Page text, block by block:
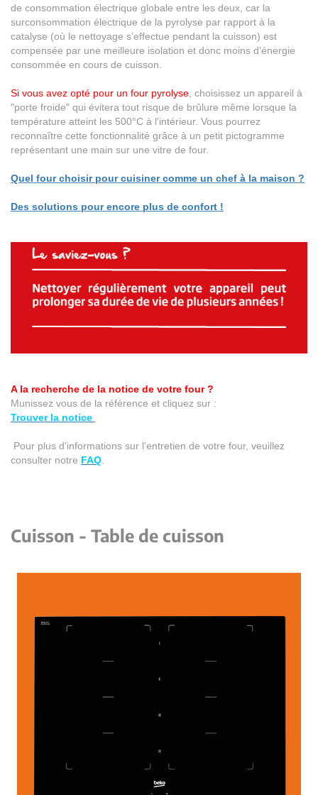
de consommation électrique globale entre les deux, car la
surconsommation électrique de la pyrolyse par rapport à la
catalyse (où le nettoyage s’effectue pendant la cuisson) est
compensée par une meilleure isolation et donc moins d’énergie
consommée en cours de cuisson.
Si vous avez opté pour un four pyrolyse , choisissez un appareil à
"porte froide" qui évitera tout risque de brûlure même lorsque la
température atteint les 500°C à l'intérieur. Vous pourrez
reconnaître cette fonctionnalité grâce à un petit pictogramme
représentant une main sur une vitre de four.
Quel four choisir pour cuisiner comme un chef à la maison ?
Des solutions pour encore plus de confort !
A la recherche de la notice de votre four ?
Munissez vous de la référence et cliquez sur :
Trouver la notice
Pour plus d'informations sur l'entretien de votre four, veuillez
consulter notre FAQ
Cuisson - Table de cuisson